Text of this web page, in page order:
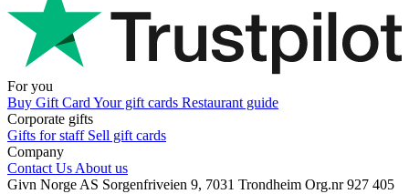
For you
Buy Gift Card Your gift cards Restaurant guide
Corporate gifts
Gifts for staff Sell gift cards
Company
Contact Us About us
Givn Norge AS Sorgenfriveien 9, 7031 Trondheim Org.nr 927 405